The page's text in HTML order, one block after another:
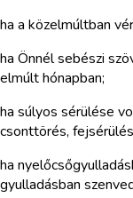
ha a közelmúltban
ha Önnél sebészi
elmúlt hónapban;
ha súlyos sérülése
csonttörés,
ha
gyulladásban